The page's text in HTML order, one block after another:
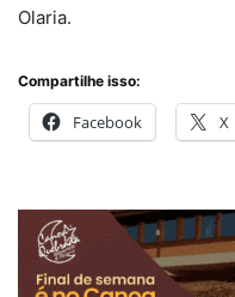
Olaria.
Compartilhe isso:
Facebook X